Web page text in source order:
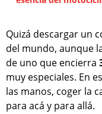
Quizá descargar un
del mundo, aunque
de uno que encierra
muy especiales. En
las manos, coger la
para acá y para allá.